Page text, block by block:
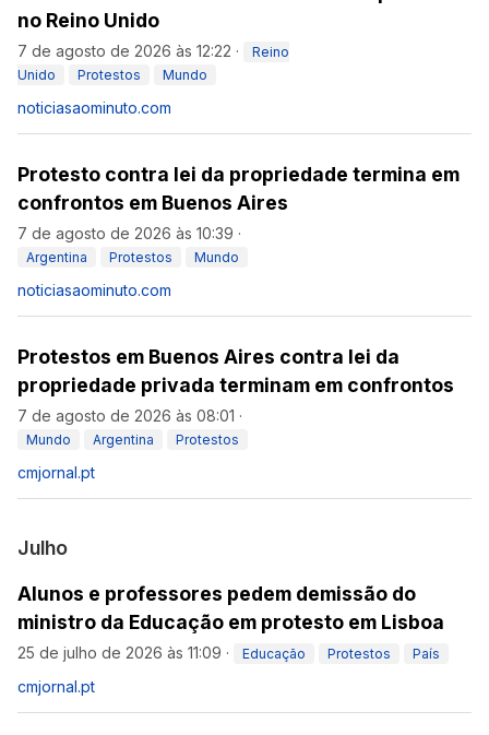
no Reino Unido
7 de agosto de 2026 às 12:22 ·
Reino
Unido
Protestos Mundo
noticiasaominuto.com
Protesto contra lei da propriedade termina em
confrontos em Buenos Aires
7 de agosto de 2026 às 10:39 ·
Argentina Protestos Mundo
noticiasaominuto.com
Protestos em Buenos Aires contra lei da
propriedade privada terminam em confrontos
7 de agosto de 2026 às 08:01 ·
Mundo Argentina Protestos
cmjornal.pt
Julho
Alunos e professores pedem demissão do
ministro da Educação em protesto em Lisboa
25 de julho de 2026 às 11:09 · Educação Protestos País
cmjornal.pt